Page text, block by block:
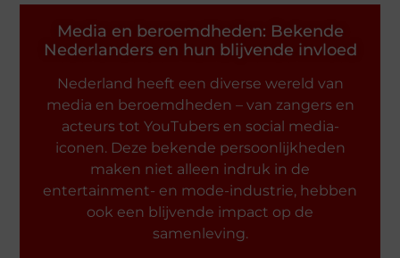
Media en beroemdheden: Bekende
Nederlanders en hun blijvende invloed
Nederland heeft een diverse wereld van
media en beroemdheden – van zangers en
acteurs tot YouTubers en social media-
iconen. Deze bekende persoonlijkheden
maken niet alleen indruk in de
entertainment- en mode-industrie, hebben
ook een blijvende impact op de
samenleving.